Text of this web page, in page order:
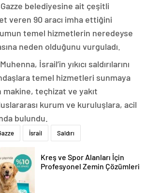
belediyesine ait çeşitli
veren 90 aracı imha ettiğini
temel hizmetlerin neredeyse
neden olduğunu vurguladı.
İsrail’in yıkıcı saldırılarını
temel hizmetleri sunmaya
teçhizat ve yakıt
kurum ve kuruluşlara, acil
bulundu.
İsrail Saldırı
Kreş ve Spor Alanları İçin
Profesyonel Zemin Çözümleri